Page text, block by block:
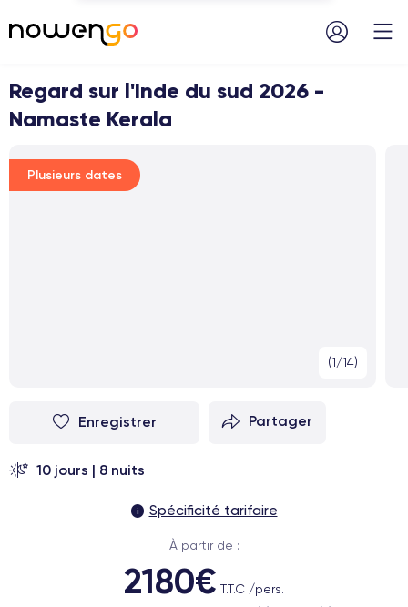
Menu
Regard sur l'Inde du sud 2026 -
Namaste Kerala
Plusieurs dates
(1/14)
Enregistrer Partager
10 jours | 8 nuits
i Spécificité tarifaire
À partir de :
2180€ T.T.C /pers.